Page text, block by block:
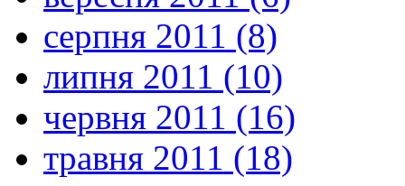
серпня 2011 (8)
липня 2011 (10)
червня 2011 (16)
травня 2011 (18)